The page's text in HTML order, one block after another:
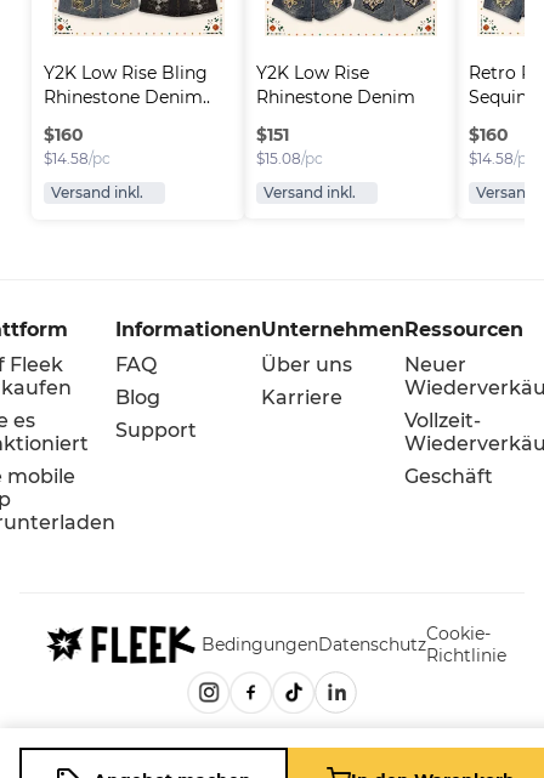
Y2K Low Rise Bling
Rhinestone Denim..
$160
$14.58/pc
Versand inkl.
Y2K Low Rise
Rhinestone Denim
Short..
$151
$15.08/pc
Versand inkl.
Retro
Sequin
$160
$14.58/pc
Versand
Fleek
es
mobile
Informationen
FAQ
Blog
Support
Unternehmen
Über uns
Karriere
Ressourcen
Neuer
Vollzeit-
Geschäft
BedingungenDatenschutzCookie-
Richtlinie